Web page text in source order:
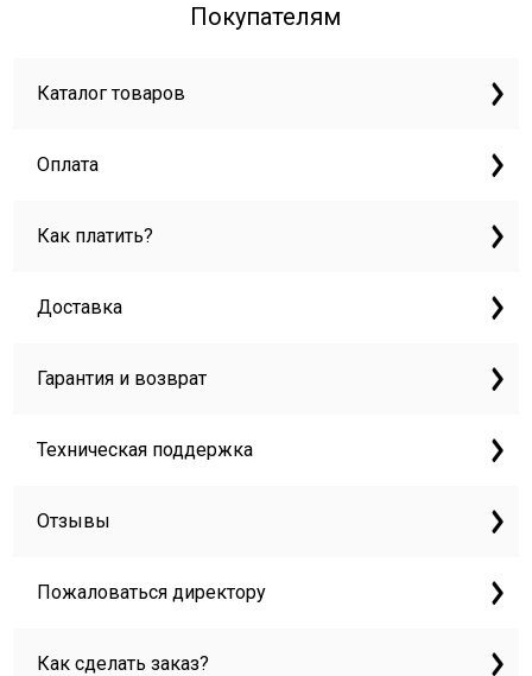
Покупателям
Каталог товаров
Оплата
Как платить?
Доставка
Гарантия и возврат
Техническая поддержка
Отзывы
Пожаловаться директору
Как сделать заказ?